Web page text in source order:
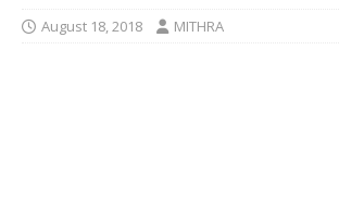
August 18, 2018 MITHRA